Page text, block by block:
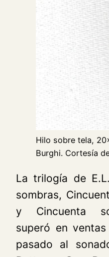
Hilo sobre tela,
Burghi. Cortesía
La trilogía de
sombras,
y Cincuenta
superó en
pasado al